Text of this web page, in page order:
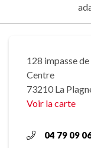
128 impasse
Centre
73210 La
Voir la carte
04 79 09